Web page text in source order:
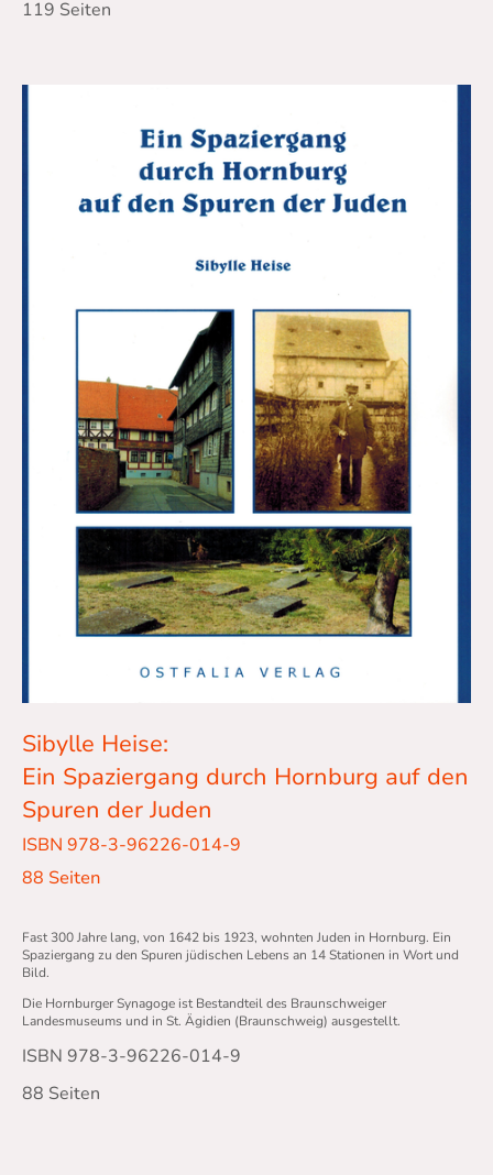
119 Seiten
Sibylle Heise:
Ein Spaziergang durch Hornburg auf den
Spuren der Juden
ISBN 978-3-96226-014-9
88 Seiten
Fast 300 Jahre lang, von 1642 bis 1923, wohnten Juden in Hornburg. Ein
Spaziergang zu den Spuren jüdischen Lebens an 14 Stationen in Wort und
Bild.
Die Hornburger Synagoge ist Bestandteil des Braunschweiger
Landesmuseums und in St. Ägidien (Braunschweig) ausgestellt.
ISBN 978-3-96226-014-9
88 Seiten